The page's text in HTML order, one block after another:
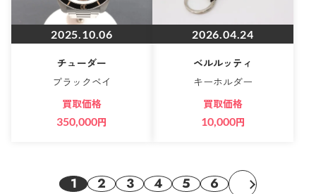
2025.10.06
チューダー
ブラックベイ
買取価格
350,000円
2026.04.24
ベルルッティ
キーホルダー
買取価格
10,000円
1 2 3 4 5 6